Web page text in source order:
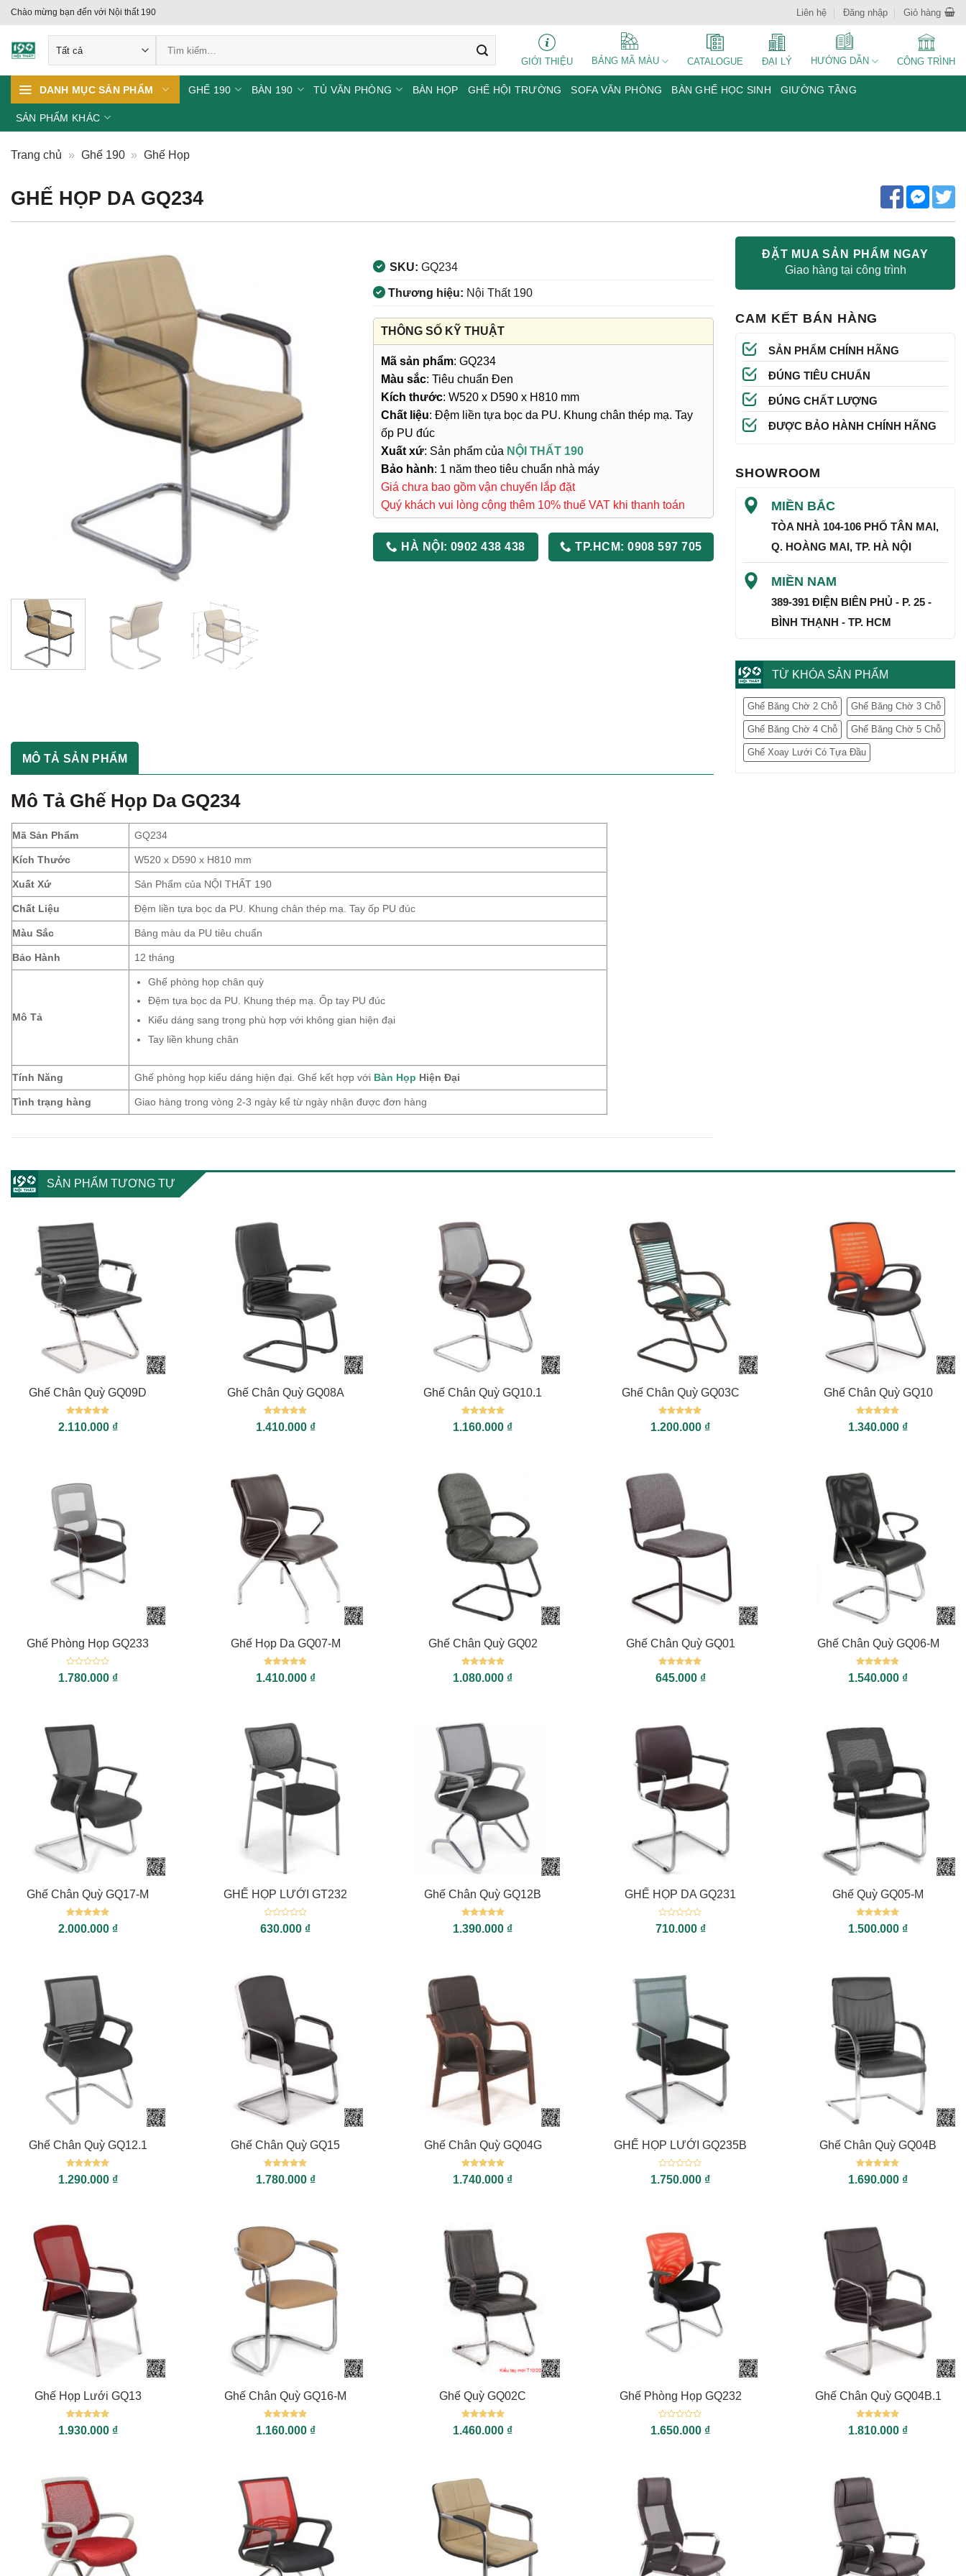
Skip
to
content
Chào mừng bạn đến với Nội thất 190 Liên hệ Đăng nhập Giỏ hàng
kiếm:
GIỚI THIỆU BẢNG MÃ MÀU CATALOGUE ĐẠI LÝ HƯỚNG DẪN CÔNG TRÌNH
DANH MỤC SẢN PHẨM GHẾ 190 BÀN 190 TỦ VĂN PHÒNG BÀN HỌP GHẾ HỘI TRƯỜNG SOFA VĂN PHÒNG BÀN GHẾ HỌC SINH GIƯỜNG TẦNG
SẢN PHẨM KHÁC
Trang chủ » Ghế 190 » Ghế Họp
GHẾ HỌP DA GQ234
SKU: GQ234
Thương hiệu: Nội Thất 190
THÔNG SỐ KỸ THUẬT
Mã sản phẩm: GQ234
Màu sắc: Tiêu chuẩn Đen
Kích thước: W520 x D590 x H810 mm
Chất liệu: Đệm liền tựa bọc da PU. Khung chân thép mạ. Tay
ốp PU đúc
Xuất xứ: Sản phẩm của NỘI THẤT 190
Bảo hành: 1 năm theo tiêu chuẩn nhà máy
Giá chưa bao gồm vận chuyển lắp đặt
Quý khách vui lòng cộng thêm 10% thuế VAT khi thanh toán
HÀ NỘI: 0902 438 438 TP.HCM:0908 597 705
MÔ TẢ SẢN PHẨM
Mô Tả Ghế Họp Da GQ234
Mã Sản Phẩm GQ234
Kích Thước W520 x D590 x H810 mm
Xuất Xứ Sản Phẩm của NỘI THẤT 190
Chất Liệu Đệm liền tựa bọc da PU. Khung chân thép mạ. Tay ốp PU đúc
Màu Sắc Bảng màu da PU tiêu chuẩn
Bảo Hành 12 tháng
Mô Tả
Ghế phòng họp chân quỳ
Đệm tựa bọc da PU. Khung thép mạ. Ốp tay PU đúc
Kiểu dáng sang trọng phù hợp với không gian hiện đại
Tay liền khung chân
Tính Năng Ghế phòng họp kiểu dáng hiện đại. Ghế kết hợp với Bàn Họp Hiện Đại
Tình trạng hàng Giao hàng trong vòng 2-3 ngày kể từ ngày nhận được đơn hàng
ĐẶT MUA SẢN PHẨM NGAY
Giao hàng tại công trình
CAM KẾT BÁN HÀNG
SẢN PHẨM CHÍNH HÃNG
ĐÚNG TIÊU CHUẨN
ĐÚNG CHẤT LƯỢNG
ĐƯỢC BẢO HÀNH CHÍNH HÃNG
SHOWROOM
MIỀN BẮC
TÒA NHÀ 104-106 PHỐ TÂN MAI,
Q. HOÀNG MAI, TP. HÀ NỘI
MIỀN NAM
389-391 ĐIỆN BIÊN PHỦ - P. 25 -
BÌNH THẠNH - TP. HCM
TỪ KHÓA SẢN PHẨM
Ghế Băng Chờ 2 Chỗ Ghế Băng Chờ 3 Chỗ
Ghế Băng Chờ 4 Chỗ Ghế Băng Chờ 5 Chỗ
Ghế Xoay Lưới Có Tựa Đầu
SẢN PHẨM TƯƠNG TỰ
Ghế Chân Quỳ GQ09D
Được xếp
hạng55
2.110.000 ₫
Ghế Chân Quỳ GQ08A
Được xếp
hạng55
1.410.000 ₫
Ghế Chân Quỳ GQ10.1
Được xếp
hạng55
1.160.000 ₫
Ghế Chân Quỳ GQ03C
Được xếp
hạng55
1.200.000 ₫
Ghế Chân Quỳ GQ10
Được xếp
hạng55
1.340.000 ₫
Ghế Phòng Họp GQ233
Được
xếp
1.780.000 ₫
Ghế Họp Da GQ07-M
Được xếp
hạng55
1.410.000 ₫
Ghế Chân Quỳ GQ02
Được xếp
hạng55
1.080.000 ₫
Ghế Chân Quỳ GQ01
Được xếp
hạng55
645.000 ₫
Ghế Chân Quỳ GQ06-M
Được xếp
hạng55
1.540.000 ₫
Ghế Chân Quỳ GQ17-M
Được xếp
hạng55
2.000.000 ₫
GHẾ HỌP LƯỚI GT232
Được
xếp
630.000 ₫
Ghế Chân Quỳ GQ12B
Được xếp
hạng55
1.390.000 ₫
GHẾ HỌP DA GQ231
Được
xếp
710.000 ₫
Ghế Quỳ GQ05-M
Được xếp
hạng55
1.500.000 ₫
Ghế Chân Quỳ GQ12.1
Được xếp
hạng55
1.290.000 ₫
Ghế Chân Quỳ GQ15
Được xếp
hạng55
1.780.000 ₫
Ghế Chân Quỳ GQ04G
Được xếp
hạng55
1.740.000 ₫
GHẾ HỌP LƯỚI GQ235B
Được
xếp
1.750.000 ₫
Ghế Chân Quỳ GQ04B
Được xếp
hạng55
1.690.000 ₫
Ghế Họp Lưới GQ13
Được xếp
hạng55
1.930.000 ₫
Ghế Chân Quỳ GQ16-M
Được xếp
hạng55
1.160.000 ₫
Ghế Quỳ GQ02C
Được xếp
hạng55
1.460.000 ₫
Ghế Phòng Họp GQ232
Được
xếp
1.650.000 ₫
Ghế Chân Quỳ GQ04B.1
Được xếp
hạng55
1.810.000 ₫